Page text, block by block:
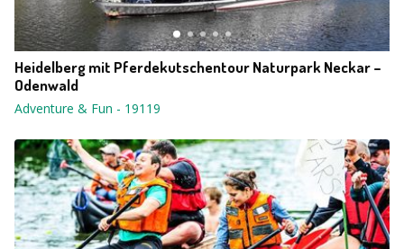
Heidelberg mit Pferdekutschentour Naturpark Neckar –
Odenwald
Adventure & Fun - 19119